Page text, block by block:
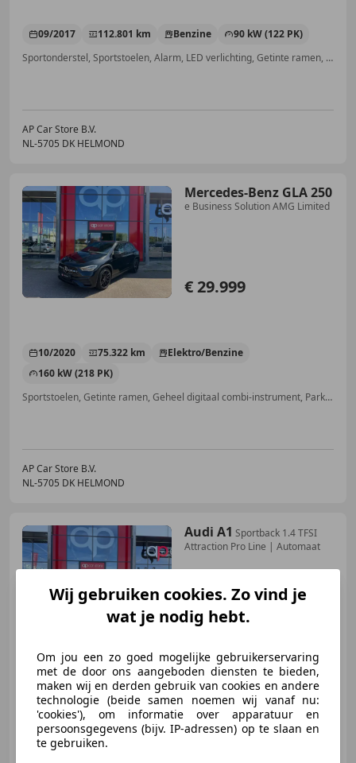
09/2017 112.801 km Benzine
90 kW (122 PK)
Sportonderstel, Sportstoelen, Alarm, LED verlichting, Getinte ramen, Parkeerhulp voor, Airbag bestuurder, Parkeerhulp met camera
AP Car Store B.V.
NL-5705 DK HELMOND
Mercedes-Benz GLA 250
e Business Solution AMG Limited
€ 29.999
10/2020 75.322 km
Elektro/Benzine
160 kW (218 PK)
Sportstoelen, Getinte ramen, Geheel digitaal combi-instrument, Parkeerhulp met camera, Adaptieve Cruise Control, Trekhaak, Airbag bestuurder, ABS
AP Car Store B.V.
NL-5705 DK HELMOND
Audi A1 Sportback 1.4 TFSI
Attraction Pro Line | Automaat
€ 7.499
11/2013 233.712 km Benzine
90 kW (122 PK)
Wij gebruiken cookies. Zo vind je
wat je nodig hebt.
Om jou een zo goed mogelijke gebruikerservaring
met de door ons aangeboden diensten te bieden,
maken wij en derden gebruik van cookies en andere
technologie (beide samen noemen wij vanaf nu:
'cookies'), om informatie over apparatuur en
persoonsgegevens (bijv. IP-adressen) op te slaan en
te gebruiken.